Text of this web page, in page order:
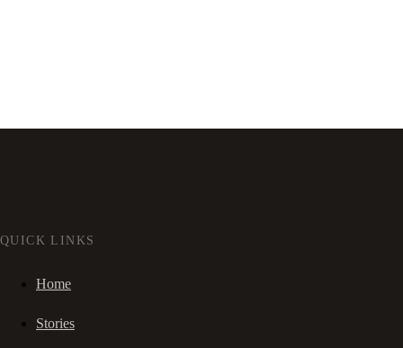
QUICK LINKS
Home
Stories